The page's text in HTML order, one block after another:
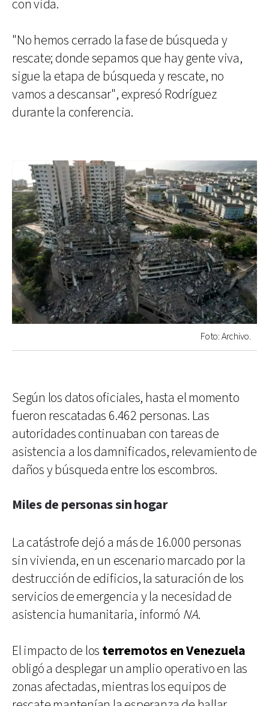
con vida.
"No hemos cerrado la fase de búsqueda y
rescate; donde sepamos que hay gente viva,
sigue la etapa de búsqueda y rescate, no
vamos a descansar", expresó Rodríguez
durante la conferencia.
Foto: Archivo.
Según los datos oficiales, hasta el momento
fueron rescatadas 6.462 personas. Las
autoridades continuaban con tareas de
asistencia a los damnificados, relevamiento de
daños y búsqueda entre los escombros.
Miles de personas sin hogar
La catástrofe dejó a más de 16.000 personas
sin vivienda, en un escenario marcado por la
destrucción de edificios, la saturación de los
servicios de emergencia y la necesidad de
asistencia humanitaria, informó NA.
El impacto de los terremotos en Venezuela
obligó a desplegar un amplio operativo en las
zonas afectadas, mientras los equipos de